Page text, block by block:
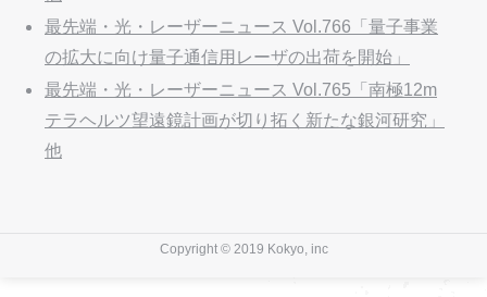
最先端・光・レーザーニュース Vol.766「量子事業
の拡大に向け量子通信用レーザの出荷を開始」
最先端・光・レーザーニュース Vol.765「南極12m
テラヘルツ望遠鏡計画が切り拓く新たな銀河研究」
他
Copyright © 2019 Kokyo, inc